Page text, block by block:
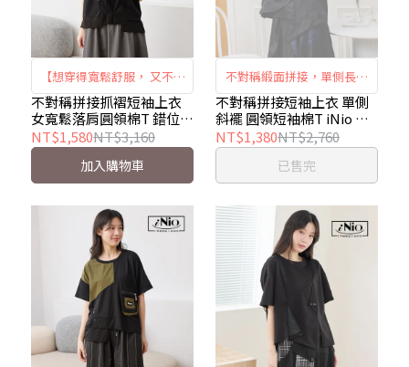
【想穿得寬鬆舒服， 又不想
讓腰腹看起來沒精神】｜不
對稱抓褶 × 錯位鈕釦 × 寬
鬆修飾｜iNio CHW1104
不對稱拼接抓褶短袖上衣
女寬鬆落肩圓領棉T 錯位鈕
釦造型 修飾上衣 iNio衣著
美學 CHW1104
NT$1,580NT$3,160
加入購物車
不對稱緞面拼接，單側長版
技巧性遮腹，時尚層次設計
不對稱拼接短袖上衣 單側
斜襬 圓領短袖棉T iNio 衣
著美學 CEW1024
NT$1,380NT$2,760
已售完